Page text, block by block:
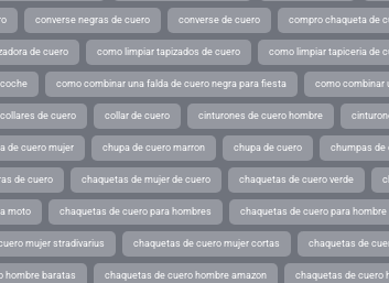
converse negras de cuero converse de cuero compro chaqueta de
de cuero como limpiar tapizados de cuero como limpiar tapiceria de
como combinar una falda de cuero negra para fiesta como combinar
collares de cuero collar de cuero cinturones de cuero hombre
de cuero mujer chupa de cuero marron chupa de cuero chumpas de
de cuero chaquetas de mujer de cuero chaquetas de cuero verde
moto chaquetas de cuero para hombres chaquetas de cuero para hombre
mujer stradivarius chaquetas de cuero mujer cortas chaquetas de
hombre baratas chaquetas de cuero hombre amazon chaquetas de cuero